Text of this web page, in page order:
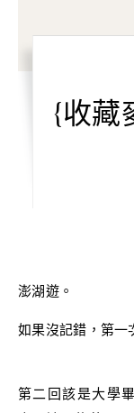
{收藏
澎湖遊。
如果沒記錯，第一
第二回該是大學